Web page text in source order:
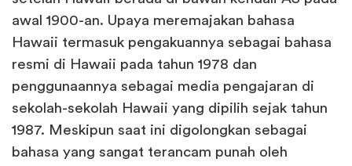
awal 1900-an. Upaya meremajakan bahasa
Hawaii termasuk pengakuannya sebagai bahasa
resmi di Hawaii pada tahun 1978 dan
penggunaannya sebagai media pengajaran di
sekolah-sekolah Hawaii yang dipilih sejak tahun
1987. Meskipun saat ini digolongkan sebagai
bahasa yang sangat terancam punah oleh